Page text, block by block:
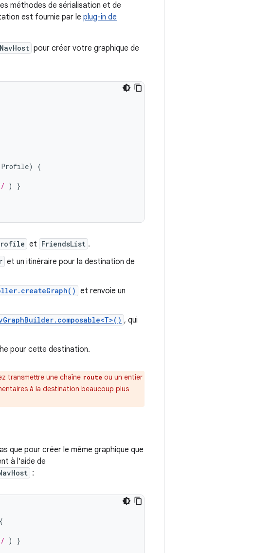
méthodes de sérialisation et de
est fournie par le plug-in de
NavHost pour créer votre graphique de
Profile)
{
)
}
et FriendsList .
et un itinéraire pour la destination de
et renvoie un
, qui
pour cette destination.
transmettre une chaîne route ou un entier
à la destination beaucoup plus
que pour créer le même graphique que
à l'aide de
:
{
)
}